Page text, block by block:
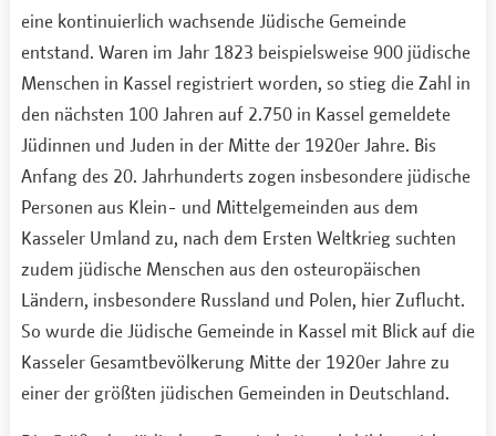
eine kontinuierlich wachsende Jüdische Gemeinde
entstand. Waren im Jahr 1823 beispielsweise 900 jüdische
Menschen in Kassel registriert worden, so stieg die Zahl in
den nächsten 100 Jahren auf 2.750 in Kassel gemeldete
Jüdinnen und Juden in der Mitte der 1920er Jahre. Bis
Anfang des 20. Jahrhunderts zogen insbesondere jüdische
Personen aus Klein- und Mittelgemeinden aus dem
Kasseler Umland zu, nach dem Ersten Weltkrieg suchten
zudem jüdische Menschen aus den osteuropäischen
Ländern, insbesondere Russland und Polen, hier Zuflucht.
So wurde die Jüdische Gemeinde in Kassel mit Blick auf die
Kasseler Gesamtbevölkerung Mitte der 1920er Jahre zu
einer der größten jüdischen Gemeinden in Deutschland.